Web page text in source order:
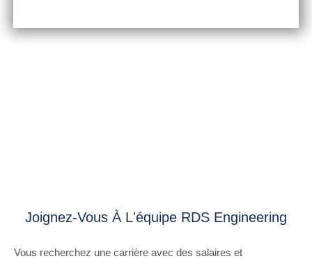
Joignez-Vous À L'équipe RDS Engineering
Vous recherchez une carrière avec des salaires et